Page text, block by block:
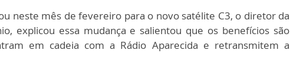
neste mês de fevereiro para o novo satélite C3, o diretor da
explicou essa mudança e salientou que os benefícios são
em cadeia com a Rádio Aparecida e retransmitem a